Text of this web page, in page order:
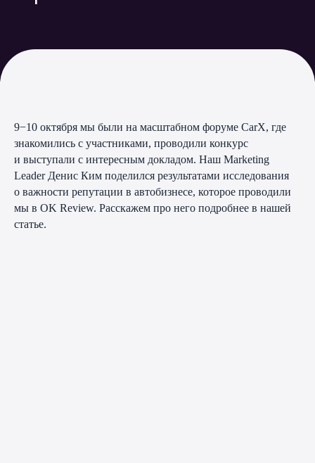
9−10 октября мы были на масштабном форуме CarX, где
знакомились с участниками, проводили конкурс
и выступали с интересным докладом. Наш Marketing
Leader Денис Ким поделился результатами исследования
о важности репутации в автобизнесе, которое проводили
мы в OK Review. Расскажем про него подробнее в нашей
статье.